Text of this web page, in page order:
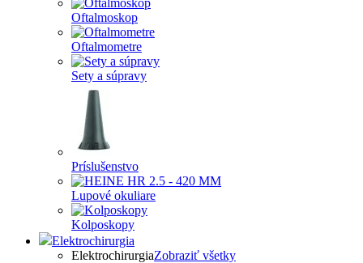
Oftalmoskop
Oftalmometre
Sety a súpravy
Príslušenstvo
Lupové okuliare
Kolposkopy
Elektrochirurgia
ElektrochirurgiaZobraziť všetky